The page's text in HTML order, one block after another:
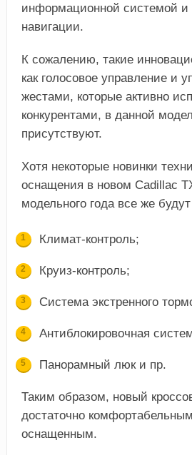
информационной системой и
навигации.
К сожалению, такие
как голосовое управление и
жестами, которые активно
конкурентами, в данной
присутствуют.
Хотя некоторые новинки
оснащения в новом Cadillac
модельного года все же
Климат-контроль;
Круиз-контроль;
Система экстренного
Антиблокировочная
Панорамный люк и пр.
Таким образом, новый
достаточно
оснащенным.